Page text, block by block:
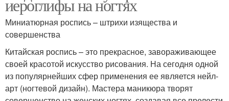
иероглифы на ногтях
Миниатюрная роспись – штрихи изящества и
совершенства
Китайская роспись – это прекрасное, завораживающее
своей красотой искусство рисования. На сегодня одной
из популярнейших сфер применения ее является нейл-
арт (ногтевой дизайн). Мастера маникюра творят